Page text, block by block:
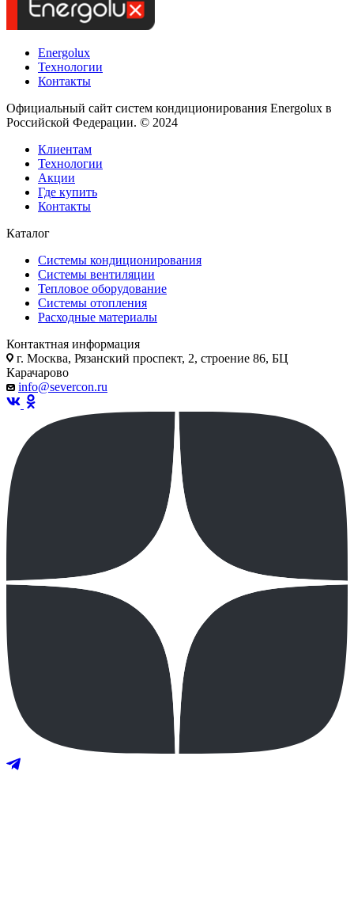
Energolux
Технологии
Контакты
Официальный сайт систем кондиционирования Energolux в
Российской Федерации. © 2024
Клиентам
Технологии
Акции
Где купить
Контакты
Каталог
Системы кондиционирования
Системы вентиляции
Тепловое оборудование
Системы отопления
Расходные материалы
Контактная информация
г. Москва, Рязанский проспект, 2, строение 86, БЦ
Карачарово
info@severcon.ru